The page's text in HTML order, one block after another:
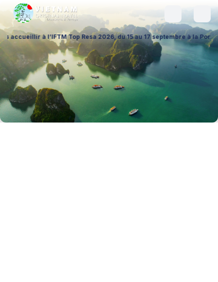
l’IFTM Top Resa 2026, du 15 au 17 septembre à la Porte de